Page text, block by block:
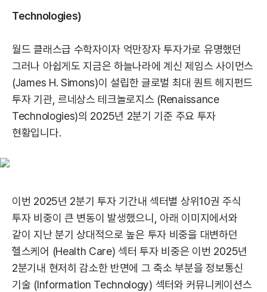
Technologies)
월드 클래스급 수학자이자 억만장자 투자가로 유명했던
그러나 아쉽게도 지금은 하늘나라에 계신 제임스 사이먼스
(James H. Simons)이 설립한 글로벌 최대 퀀트 헤지펀드
투자 기관, 르네상스 테크놀로지스 (Renaissance
Technologies)의 2025년 2분기 기준 주요 투자
현황입니다.
이번 2025년 2분기 투자 기간내 섹터별 상위10권 주식
투자 비중이 큰 변동이 발생했으니, 아래 이미지에서와
같이 지난 분기 상대적으로 높은 투자 비중을 대변하던
헬스케어 (Health Care) 섹터 투자 비중은 이번 2025년
2분기내 현저히 감소한 반면에 그 축소 부분을 정보통신
기술 (Information Technology) 섹터와 커뮤니케이션스